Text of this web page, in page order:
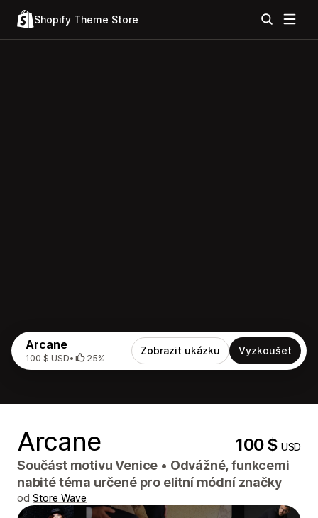
Shopify Theme Store
Arcane
100 $ USD• 25%
Zobrazit ukázku Vyzkoušet
Arcane 100 $USD
Součást motivuVenice • Odvážné, funkcemi
nabité téma určené pro elitní módní značky
od Store Wave